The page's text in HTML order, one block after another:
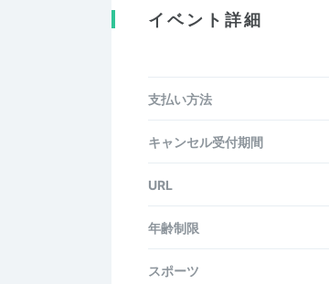
イベント詳細
支払い方法
キャンセル受付期間
URL
年齢制限
スポーツ